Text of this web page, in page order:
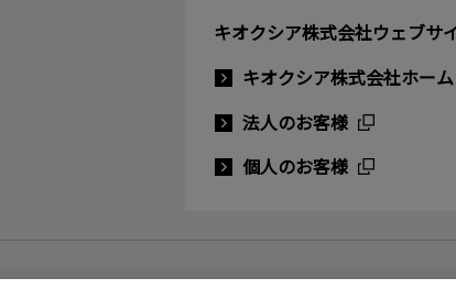
キオクシア株式会社ウェブサ
キオクシア株式会社ホーム
法人のお客様
個人のお客様